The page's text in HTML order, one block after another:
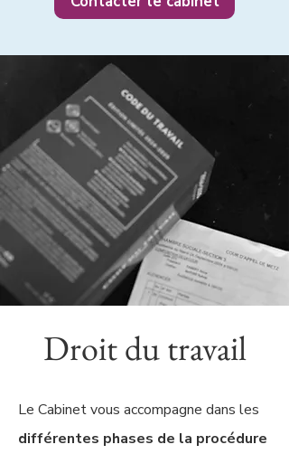
Droit du travail
Le Cabinet vous accompagne dans les
différentes phases de la procédure